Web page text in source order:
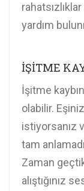
yardım
İŞİTME
İşitme
olabilir.
istiyorsanız
tam
Zaman
alıştığınız